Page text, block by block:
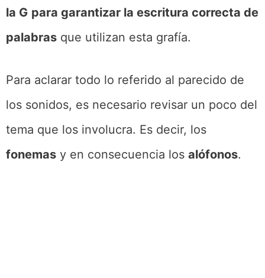
la G para garantizar la escritura correcta de
palabras que utilizan esta grafía.
Para aclarar todo lo referido al parecido de
los sonidos, es necesario revisar un poco del
tema que los involucra. Es decir, los
fonemas y en consecuencia los alófonos.